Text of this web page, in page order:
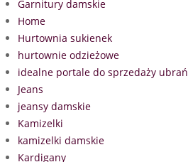
Garnitury damskie
Home
Hurtownia sukienek
hurtownie odzieżowe
idealne portale do sprzedaży ubrań
Jeans
jeansy damskie
Kamizelki
kamizelki damskie
Kardigany